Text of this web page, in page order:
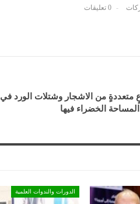
0 تعليقات
من الاشجار وشتلات الورد في
الخضراء فيها
الدورات والندوات العلمية